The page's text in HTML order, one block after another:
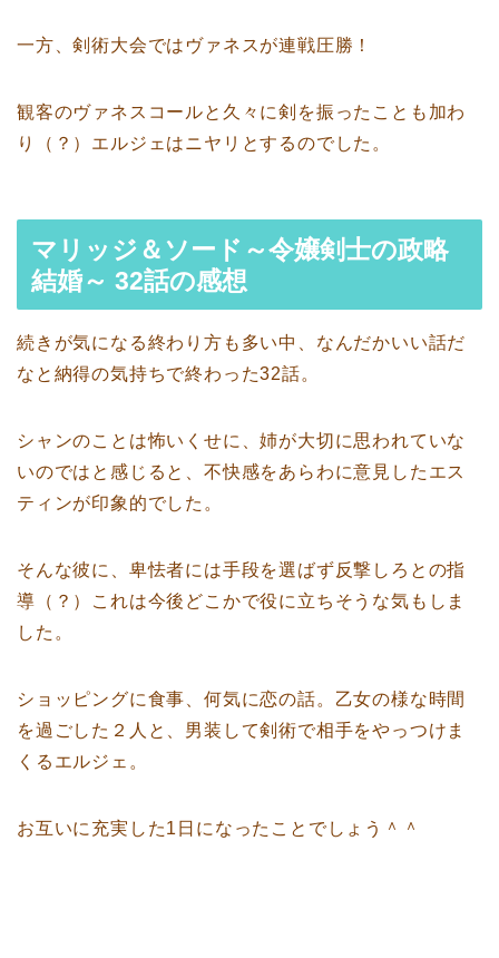
一方、剣術大会ではヴァネスが連戦圧勝！
観客のヴァネスコールと久々に剣を振ったことも加わ
り（？）エルジェはニヤリとするのでした。
マリッジ＆ソード～令嬢剣士の政略
結婚～ 32話の感想
続きが気になる終わり方も多い中、なんだかいい話だ
なと納得の気持ちで終わった32話。
シャンのことは怖いくせに、姉が大切に思われていな
いのではと感じると、不快感をあらわに意見したエス
ティンが印象的でした。
そんな彼に、卑怯者には手段を選ばず反撃しろとの指
導（？）これは今後どこかで役に立ちそうな気もしま
した。
ショッピングに食事、何気に恋の話。乙女の様な時間
を過ごした２人と、男装して剣術で相手をやっつけま
くるエルジェ。
お互いに充実した1日になったことでしょう＾＾